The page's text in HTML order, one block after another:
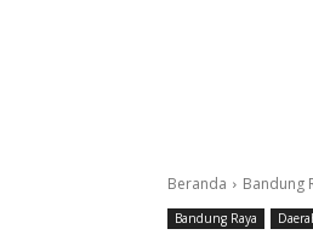
Beranda Bandung
Bandung Raya